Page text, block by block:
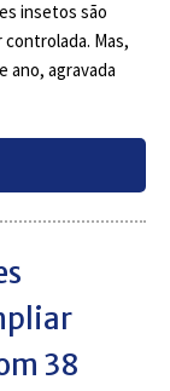
insetos são
Mas,
ano, agravada
38